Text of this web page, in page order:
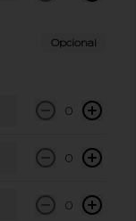
355 ml
Opcional
0
0
0